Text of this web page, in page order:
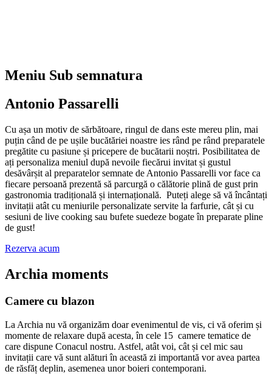
Meniu Sub semnatura
Antonio Passarelli
Cu așa un motiv de sărbătoare, ringul de dans este mereu plin, mai
puțin când de pe ușile bucătăriei noastre ies rând pe rând preparatele
pregătite cu pasiune și pricepere de bucătarii noștri. Posibilitatea de
ați personaliza meniul după nevoile fiecărui invitat și gustul
desăvârșit al preparatelor semnate de Antonio Passarelli vor face ca
fiecare persoană prezentă să parcurgă o călătorie plină de gust prin
gastronomia tradițională și internațională. Puteți alege să vă încântați
invitații atât cu meniurile personalizate servite la farfurie, cât și cu
sesiuni de live cooking sau bufete suedeze bogate în preparate pline
de gust!
Rezerva acum
Archia moments
Camere cu blazon
La Archia nu vă organizăm doar evenimentul de vis, ci vă oferim și
momente de relaxare după acesta, în cele 15 camere tematice de
care dispune Conacul nostru. Astfel, atât voi, cât și cel mic sau
invitații care vă sunt alături în această zi importantă vor avea partea
de răsfăț deplin, asemenea unor boieri contemporani.